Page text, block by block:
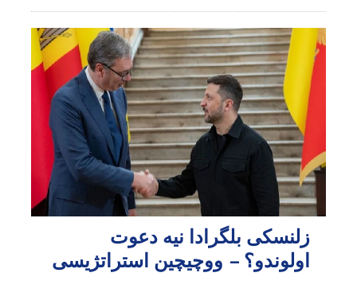
زلنسکی بلگرادا نیه دعوت
اولوندو؟ – ووچیچین استراتژیسی